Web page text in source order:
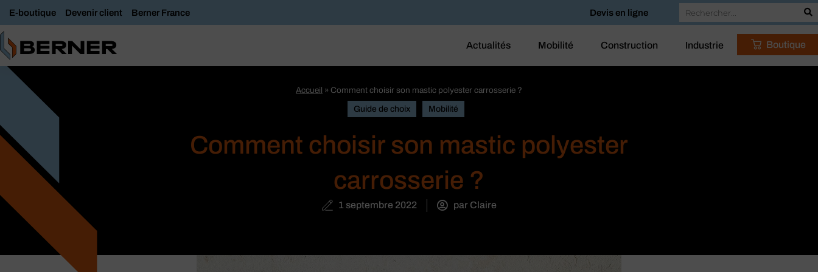
E-boutique Devenir client Berner France Devis en ligne
Actualités Mobilité Construction Industrie Boutique
Accueil » Comment choisir son mastic polyester carrosserie ?
Guide de choix Mobilité
Comment choisir son mastic polyester
carrosserie ?
1 septembre 2022 par Claire